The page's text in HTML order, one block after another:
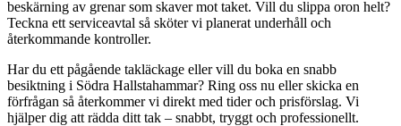
beskärning av grenar som skaver mot taket. Vill du slippa oron helt?
Teckna ett serviceavtal så sköter vi planerat underhåll och
återkommande kontroller.
Har du ett pågående takläckage eller vill du boka en snabb
besiktning i Södra Hallstahammar? Ring oss nu eller skicka en
förfrågan så återkommer vi direkt med tider och prisförslag. Vi
hjälper dig att rädda ditt tak – snabbt, tryggt och professionellt.